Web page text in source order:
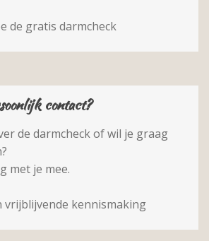
de gratis darmcheck
contact?
de darmcheck of wil je graag
met je mee.
vrijblijvende kennismaking